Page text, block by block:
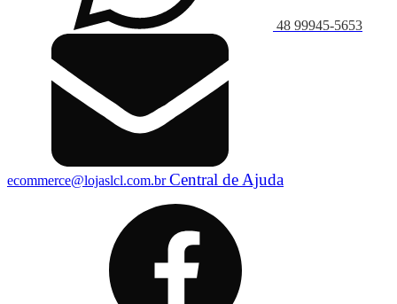
48 99945-5653
ecommerce@lojaslcl.com.brCentral de Ajuda